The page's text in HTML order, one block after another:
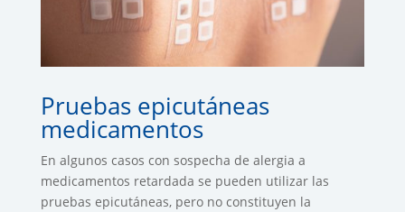
Pruebas epicutáneas
medicamentos
En algunos casos con sospecha de alergia a
medicamentos retardada se pueden utilizar las
pruebas epicutáneas, pero no constituyen la